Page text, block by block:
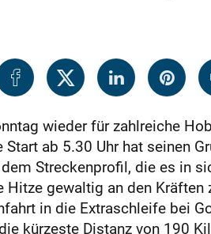
wieder für zahlreiche
ab 5.30 Uhr hat seinen
Streckenprofil, die es in
Hitze gewaltig an den
in die Extraschleife bei
kürzeste Distanz von 190